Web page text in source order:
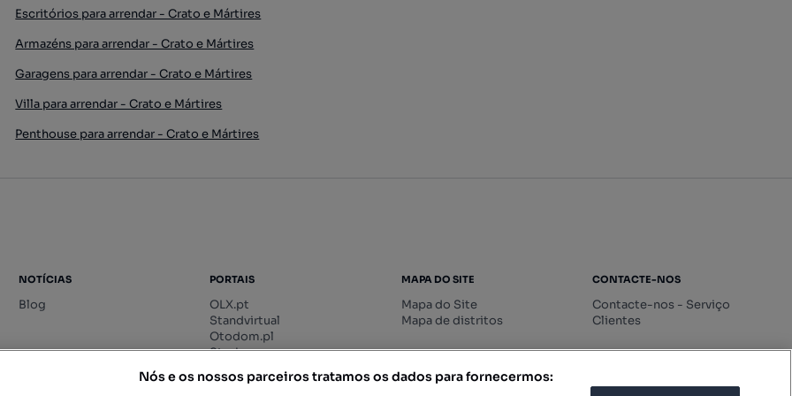
Escritórios para arrendar - Crato e Mártires
Armazéns para arrendar - Crato e Mártires
Garagens para arrendar - Crato e Mártires
Villa para arrendar - Crato e Mártires
Penthouse para arrendar - Crato e Mártires
NOTÍCIAS
Blog
PORTAIS
OLX.pt
Standvirtual
Otodom.pl
Storia.ro
MAPA DO SITE
Mapa do Site
Mapa de distritos
CONTACTE-NOS
Contacte-nos - Serviço
Clientes
Nós e os nossos parceiros tratamos os dados para fornecermos: